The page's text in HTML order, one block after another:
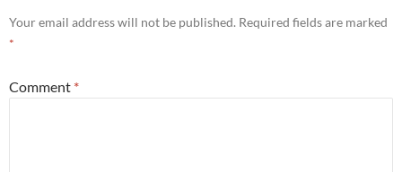
Your email address will not be published. Required fields are marked
*
Comment *